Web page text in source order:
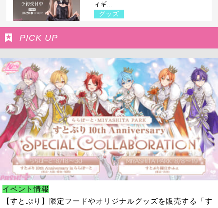
ィギ...
グッズ
PICK UP
イベント情報
【すとぷり】限定フードやオリジナルグッズを販売する「す